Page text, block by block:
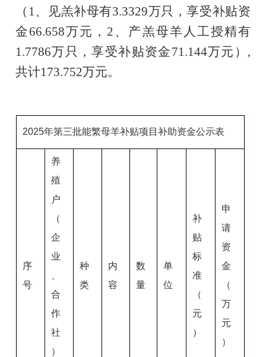
（1、见羔补母有3.3329万只，享受补贴资
金66.658万元，2、产羔母羊人工授精有
1.7786万只，享受补贴资金71.144万元）,
共计173.752万元。
2025年第三批能繁母羊补贴项目补助资金公示表
序
号
养
殖
户
（
企
业
合
作
社
）
种
类
内
容
数
量
单
位
补
贴
标
准
（
元
）
申
请
资
金
（
万
元
）